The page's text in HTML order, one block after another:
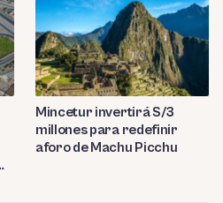
Mincetur invertirá S/3
millones para redefinir
aforo de Machu Picchu